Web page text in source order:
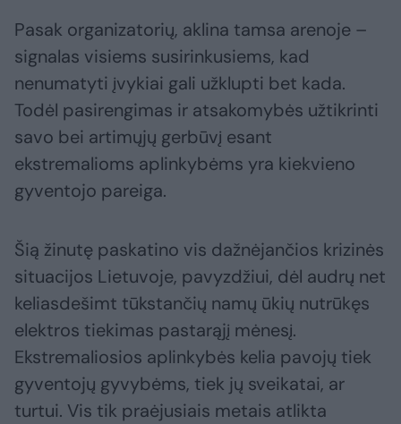
Pasak organizatorių, aklina tamsa arenoje –
signalas visiems susirinkusiems, kad
nenumatyti įvykiai gali užklupti bet kada.
Todėl pasirengimas ir atsakomybės užtikrinti
savo bei artimųjų gerbūvį esant
ekstremalioms aplinkybėms yra kiekvieno
gyventojo pareiga.
Šią žinutę paskatino vis dažnėjančios krizinės
situacijos Lietuvoje, pavyzdžiui, dėl audrų net
keliasdešimt tūkstančių namų ūkių nutrūkęs
elektros tiekimas pastarąjį mėnesį.
Ekstremaliosios aplinkybės kelia pavojų tiek
gyventojų gyvybėms, tiek jų sveikatai, ar
turtui. Vis tik praėjusiais metais atlikta